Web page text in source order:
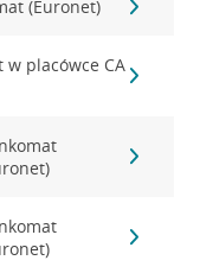
(Euronet)
w placówce CA